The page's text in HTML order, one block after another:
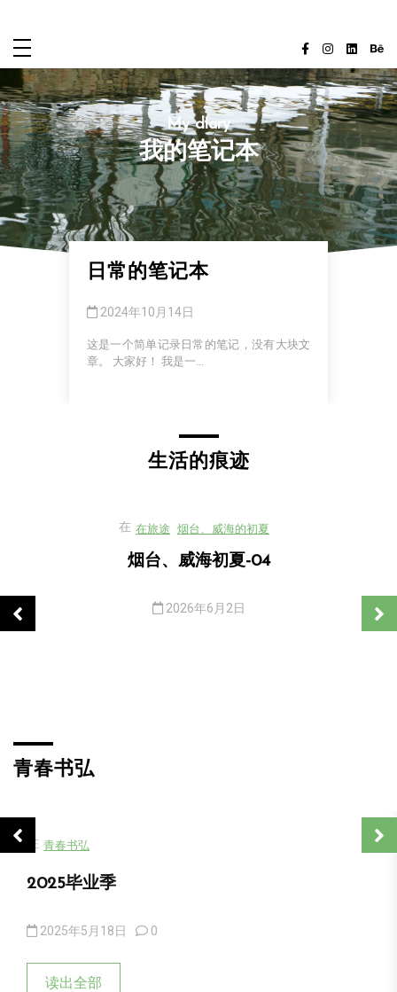
My diary
我的笔记本
日常的笔记本
2024年10月14日
这是一个简单记录日常的笔记，没有大块文
章。 大家好！ 我是一...
生活的痕迹
在 在旅途 烟台、威海的初夏
烟台、威海初夏-04
2026年6月2日
青春书弘
在 青春书弘
2025毕业季
2025年5月18日 0
读出全部